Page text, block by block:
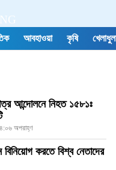
আবহাওয়া কৃষি
আন্দোলনে নিহত ১৫৮১ঃ
অপরাহ্ণ
করতে বিশ্ব নেতাদের